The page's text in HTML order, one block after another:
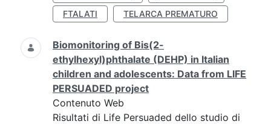
FTALATI
TELARCA PREMATURO
Biomonitoring of Bis(2-
ethylhexyl)phthalate (DEHP) in Italian
children and adolescents: Data from LIFE
PERSUADED project
Contenuto Web
Risultati di Life Persuaded dello studio di